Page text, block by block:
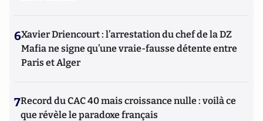
6Xavier Driencourt : l’arrestation du chef de la DZ
Mafia ne signe qu’une vraie-fausse détente entre
Paris et Alger
7Record du CAC 40 mais croissance nulle : voilà ce
que révèle le paradoxe français